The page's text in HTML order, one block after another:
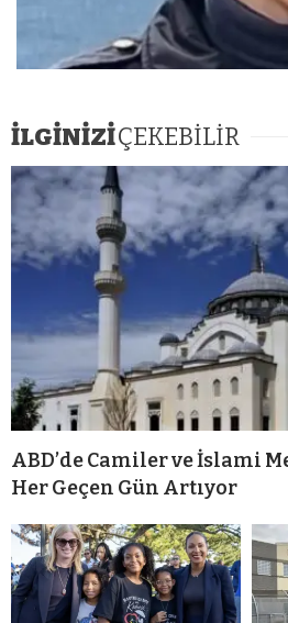
İLGİNİZİÇEKEBİLİR
ABD’de Camiler ve İslami
Her Geçen Gün Artıyor